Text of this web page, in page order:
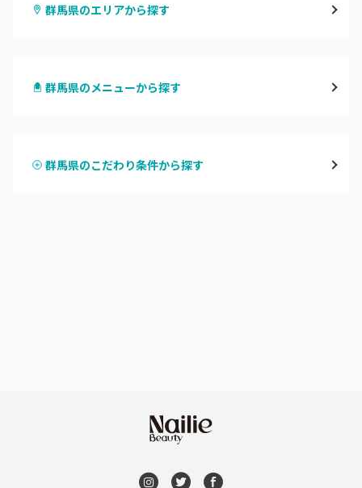
群馬県のエリアから探す
群馬県のメニューから探す
群馬県のこだわり条件から探す